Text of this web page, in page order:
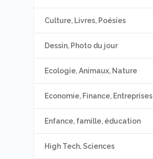
Culture, Livres, Poésies
Dessin, Photo du jour
Ecologie, Animaux, Nature
Economie, Finance, Entreprises
Enfance, famille, éducation
High Tech, Sciences